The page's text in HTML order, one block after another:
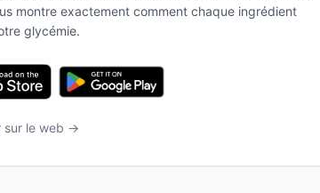
montre exactement comment chaque ingrédient
glycémie.
sur le web →